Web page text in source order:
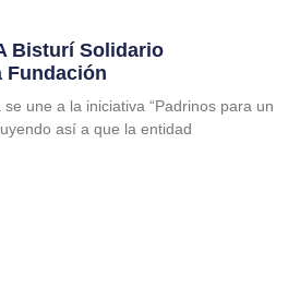
Bisturí Solidario
Fundación
une a la iniciativa “Padrinos para un
así a que la entidad